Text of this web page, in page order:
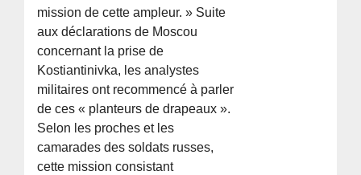
mission de cette ampleur. » Suite
aux déclarations de Moscou
concernant la prise de
Kostiantinivka, les analystes
militaires ont recommencé à parler
de ces « planteurs de drapeaux ».
Selon les proches et les
camarades des soldats russes,
cette mission consistant